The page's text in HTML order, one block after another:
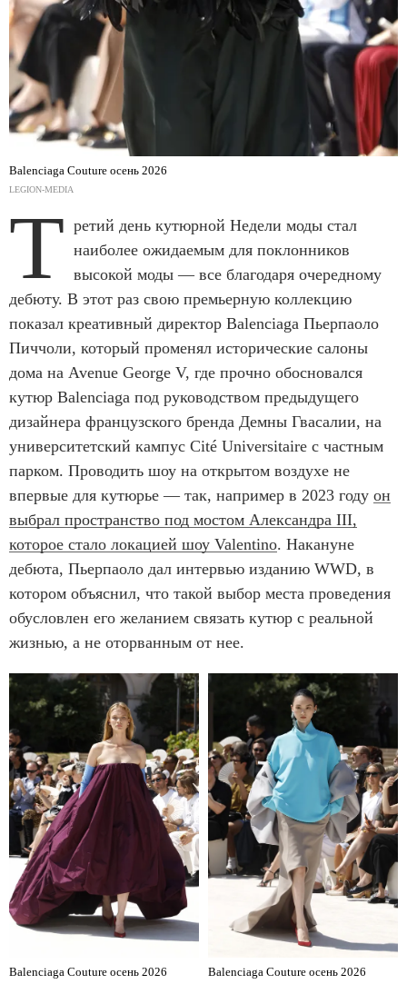
Balenciaga Couture осень 2026
LEGION-MEDIA
Т ретий день кутюрной Недели моды стал
наиболее ожидаемым для поклонников
высокой моды — все благодаря очередному
дебюту. В этот раз свою премьерную коллекцию
показал креативный директор Balenciaga Пьерпаоло
Пиччоли, который променял исторические салоны
дома на Avenue George V, где прочно обосновался
кутюр Balenciaga под руководством предыдущего
дизайнера французского бренда Демны Гвасалии, на
университетский кампус Cité Universitaire с частным
парком. Проводить шоу на открытом воздухе не
впервые для кутюрье — так, например в 2023 году он
выбрал пространство под мостом Александра III,
которое стало локацией шоу Valentino. Накануне
дебюта, Пьерпаоло дал интервью изданию WWD, в
котором объяснил, что такой выбор места проведения
обусловлен его желанием связать кутюр с реальной
жизнью, а не оторванным от нее.
Balenciaga Couture осень 2026 Balenciaga Couture осень 2026